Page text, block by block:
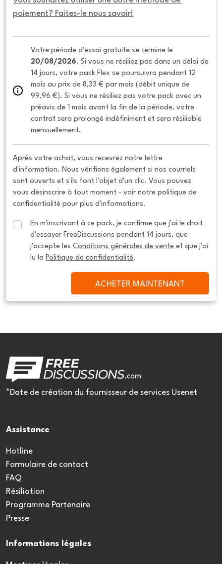
paiement? Faites-le nous savoir!
20/08/2026. Si vous ne résiliez pas dans un délai de
14 jours, votre pack Flex se poursuivra pendant 12
mois au prix de 8,33 € par mois (débit unique de
99,96 €). Si vous ne résiliez pas votre pack avec un
préavis de 1 mois avant la fin de la période, votre
contrat sera prolongé indéfiniment et sera résiliable
mensuellement.
Après votre achat, vous recevrez notre lettre
d'information. Nous vérifions également si nos courriels
sont ouverts et s'ils font l'objet d'un clic. Vous pouvez
vous désinscrire à tout moment - voir notre politique de
confidentialité pour plus d'informations.
En m'inscrivant à ce pack, je confirme que j'ai le droit
d'essayer FreeDiscussions pendant 14 jours, que
j'accepte les Conditions générales de vente et que j'ai
lu la Politique de confidentialité.
ACHETER MAINTENANT
*Date de création du fournisseur de services Usenet
Assistance
Hotline
Formulaire de contact
FAQ
Résiliation
Programme Partenaire
Presse
Informations légales